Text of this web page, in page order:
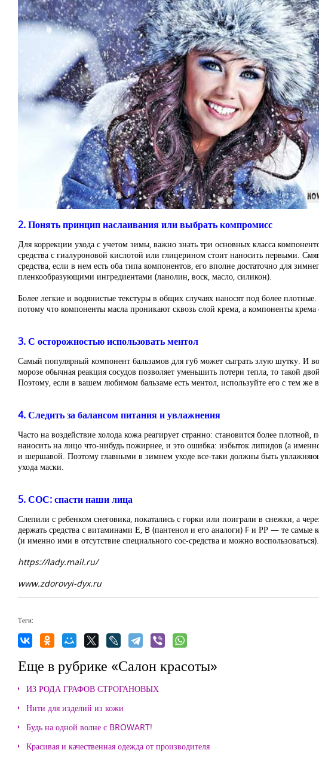
2. Понять принцип наслаивания или выбрать компромисс
Для коррекции ухода с учетом зимы, важно знать три основных класса
средства с гиалуроновой кислотой или глицерином стоит наносить первыми.
средства, если в нем есть оба типа компонентов, его вполне достаточно для
пленкообразующими ингредиентами (ланолин, воск, масло, силикон).
Более легкие и водянистые текстуры в общих случаях наносят под более
потому что компоненты масла проникают сквозь слой крема, а компоненты
3. С осторожностью использовать ментол
Самый популярный компонент бальзамов для губ может сыграть злую шутку. И
морозе обычная реакция сосудов позволяет уменьшить потери тепла, то такой
Поэтому, если в вашем любимом бальзаме есть ментол, используйте его с тем
4. Следить за балансом питания и увлажнения
Часто на воздействие холода кожа реагирует странно: становится более
наносить на лицо что-нибудь пожирнее, и это ошибка: избыток липидов (а
и шершавой. Поэтому главными в зимнем уходе все-таки должны быть
ухода маски.
5. СОС: спасти наши лица
Слепили с ребенком снеговика, покатались с горки или поиграли в снежки, а
держать средства с витаминами Е, B (пантенол и его аналоги) F и РР — те
(и именно ими в отсутствие специального сос-средства и можно воспользоваться).
https://lady.mail.ru/
www.zdorovyi-dyx.ru
Теги:
Еще в рубрике «Салон красоты»
ИЗ РОДА ГРАФОВ СТРОГАНОВЫХ
Нити для изделий из кожи
Будь на одной волне с BROWART!
Красивая и качественная одежда от производителя